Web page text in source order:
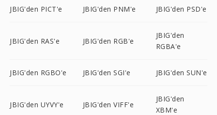
JBIG'den PICT'e JBIG'den PNM'e JBIG'den PSD'e
JBIG'den RAS'e JBIG'den RGB'e
JBIG'den
RGBA'e
JBIG'den RGBO'e JBIG'den SGI'e JBIG'den SUN'e
JBIG'den UYVY'e JBIG'den VIFF'e
JBIG'den
XBM'e